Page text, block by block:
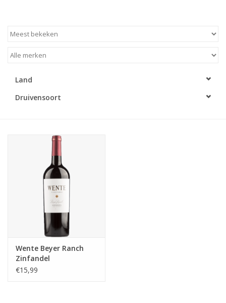
Gedestilleerd
Accessoires
Land
Druivensoort
Wente Beyer Ranch
Zinfandel
€15,99